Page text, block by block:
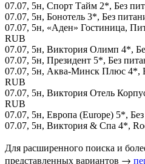
07.07, 5н, Спорт Тайм 2*, Без
07.07, 5н, Бонотель 3*, Без
07.07, 5н, «Аден» Гостиница,
RUB
07.07, 5н, Виктория Олимп 4*,
07.07, 5н, Президент 5*, Без
07.07, 5н, Аква-Минск Плюс 4*,
RUB
07.07, 5н, Виктория Отель
RUB
07.07, 5н, Европа (Europe) 5*,
07.07, 5н, Виктория & Спа 4*,
Для расширенного поиска и
представленных вариантов →